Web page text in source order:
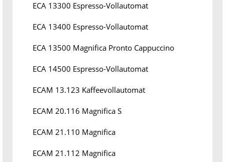
ECA 13300 Espresso-Vollautomat
ECA 13400 Espresso-Vollautomat
ECA 13500 Magnifica Pronto Cappuccino
ECA 14500 Espresso-Vollautomat
ECAM 13.123 Kaffeevollautomat
ECAM 20.116 Magnifica S
ECAM 21.110 Magnifica
ECAM 21.112 Magnifica